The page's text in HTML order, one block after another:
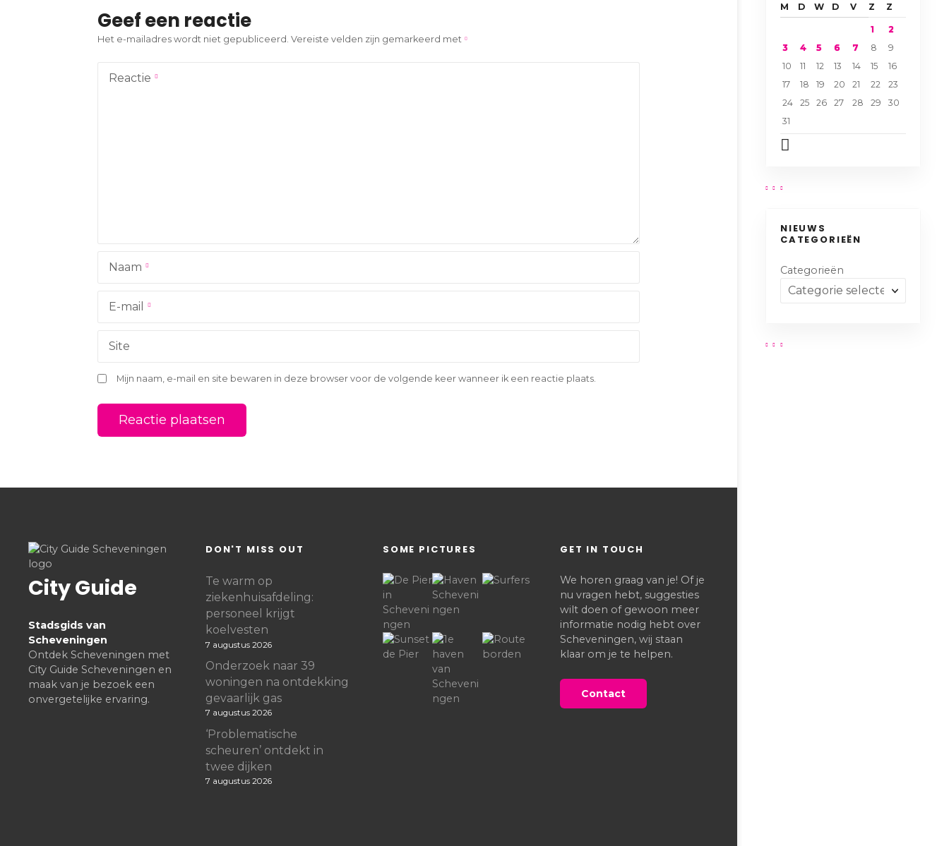
i
c
h
a
e
Geef een reactie
Het e-mailadres wordt niet gepubliceerd. Vereiste velden zijn gemarkeerd met
Reactie
Naam
E-mail
Site
Mijn naam, e-mail en site bewaren in deze browser voor de volgende keer wanneer ik een reactie plaats.
M D W D V Z Z
1
2
3
4 5 6 7 8
9
10
11 12 13 14 15
16
17
18 19 20 21 22
23
24
25 26 27 28 29
30
31
NIEUWS
CATEGORIEËN
Categorieën
City Guide
Stadsgids van
Scheveningen
Ontdek Scheveningen met
City Guide Scheveningen en
maak van je bezoek een
onvergetelijke ervaring.
DON'T MISS OUT
Te warm op
ziekenhuisafdeling:
personeel krijgt
koelvesten
7 augustus 2026
Onderzoek naar 39
woningen na ontdekking
gevaarlijk gas
7 augustus 2026
‘Problematische
scheuren’ ontdekt in
twee dijken
7 augustus 2026
SOME PICTURES GET IN TOUCH
We horen graag van je! Of je
nu vragen hebt, suggesties
wilt doen of gewoon meer
informatie nodig hebt over
Scheveningen, wij staan
klaar om je te helpen.
Contact